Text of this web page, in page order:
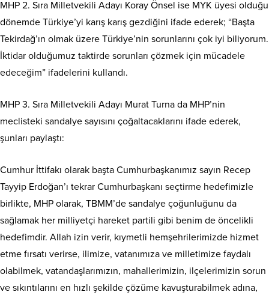
MHP 2. Sıra Milletvekili Adayı Koray Önsel ise MYK üyesi olduğu
dönemde Türkiye’yi karış karış gezdiğini ifade ederek; “Başta
Tekirdağ’ın olmak üzere Türkiye’nin sorunlarını çok iyi biliyorum.
İktidar olduğumuz taktirde sorunları çözmek için mücadele
edeceğim” ifadelerini kullandı.
MHP 3. Sıra Milletvekili Adayı Murat Turna da MHP’nin
meclisteki sandalye sayısını çoğaltacaklarını ifade ederek,
şunları paylaştı:
Cumhur İttifakı olarak başta Cumhurbaşkanımız sayın Recep
Tayyip Erdoğan’ı tekrar Cumhurbaşkanı seçtirme hedefimizle
birlikte, MHP olarak, TBMM’de sandalye çoğunluğunu da
sağlamak her milliyetçi hareket partili gibi benim de öncelikli
hedefimdir. Allah izin verir, kıymetli hemşehrilerimizde hizmet
etme fırsatı verirse, ilimize, vatanımıza ve milletimize faydalı
olabilmek, vatandaşlarımızın, mahallerimizin, ilçelerimizin sorun
ve sıkıntılarını en hızlı şekilde çözüme kavuşturabilmek adına,